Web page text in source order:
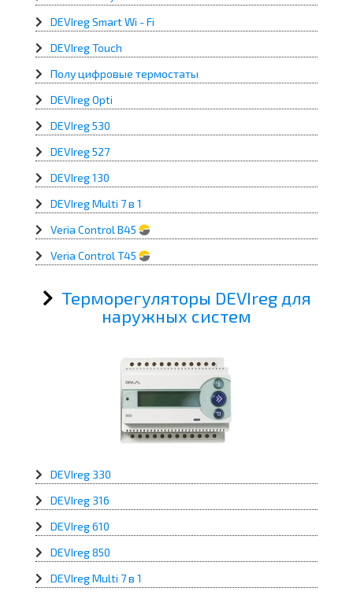
DEVIreg Smart Wi - Fi
DEVIreg Touch
Полу цифровые термостаты
DEVIreg Opti
DEVIreg 530
DEVIreg 527
DEVIreg 130
DEVIreg Multi 7 в 1
Veria Control B45
Veria Control T45
Терморегуляторы DEVIreg для
наружных систем
DEVIreg 330
DEVIreg 316
DEVIreg 610
DEVIreg 850
DEVIreg Multi 7 в 1